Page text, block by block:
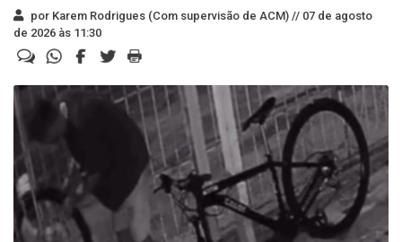
por Karem Rodrigues (Com supervisão de ACM) // 07 de agosto
de 2026 às 11:30